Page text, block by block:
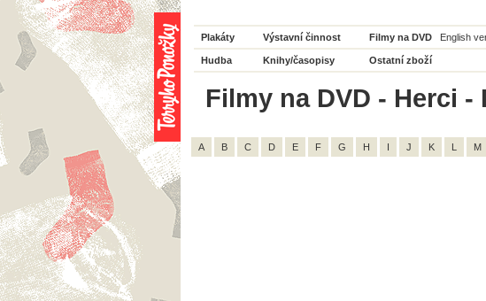
Plakáty Výstavní činnost Filmy na DVD English
Hudba Knihy/časopisy Ostatní zboží
Filmy na DVD - Herci -
A B C D E F G H I J K L M